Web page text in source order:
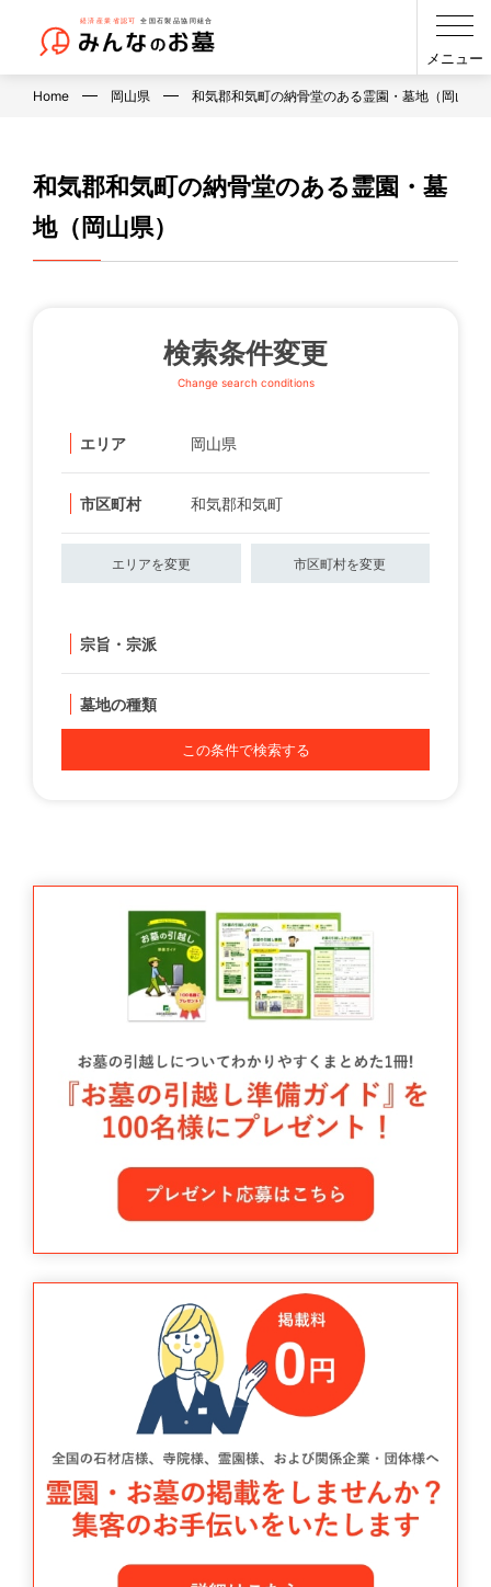
メニュー
Home 岡山県 和気郡和気町の納骨堂のある霊園・墓地（岡山県
和気郡和気町の納骨堂のある霊園・墓
地（岡山県）
検索条件変更
Change search conditions
エリア 岡山県
市区町村 和気郡和気町
エリアを変更 市区町村を変更
宗旨・宗派
墓地の種類
この条件で検索する